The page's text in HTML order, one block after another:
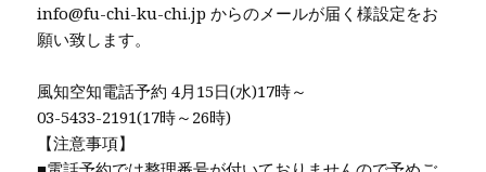
info@fu-chi-ku-chi.jp からのメールが届く様設定をお
願い致します。
風知空知電話予約 4月15日(水)17時～
03-5433-2191(17時～26時)
【注意事項】